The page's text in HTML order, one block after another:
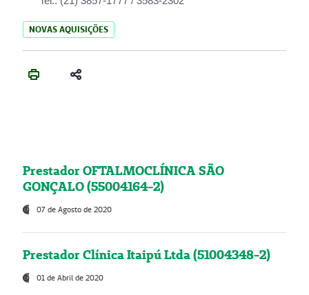
NOVAS AQUISIÇÕES
Prestador OFTALMOCLÍNICA SÃO
GONÇALO (55004164-2)
07 de Agosto de 2020
Prestador Clínica Itaipú Ltda (51004348-2)
01 de Abril de 2020